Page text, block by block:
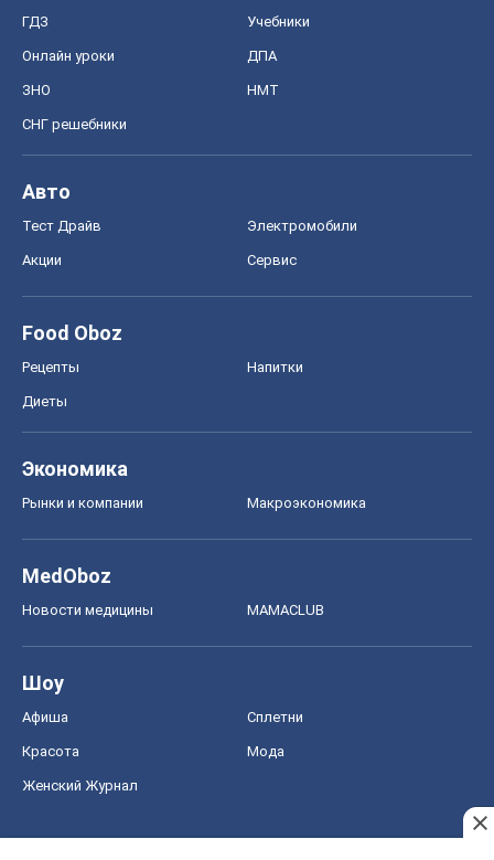
ГДЗ Учебники
Онлайн уроки ДПА
ЗНО НМТ
СНГ решебники
Авто
Тест Драйв Электромобили
Акции Сервис
Food Oboz
Рецепты Напитки
Диеты
Экономика
Рынки и компании Mакроэкономика
MedOboz
Новости медицины MAMACLUB
Шоу
Афиша Сплетни
Красота Мода
Женский Журнал